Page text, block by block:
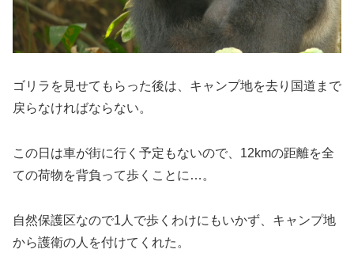
ゴリラを見せてもらった後は、キャンプ地を去り国道まで
戻らなければならない。
この日は車が街に行く予定もないので、12kmの距離を全
ての荷物を背負って歩くことに…。
自然保護区なので1人で歩くわけにもいかず、キャンプ地
から護衛の人を付けてくれた。